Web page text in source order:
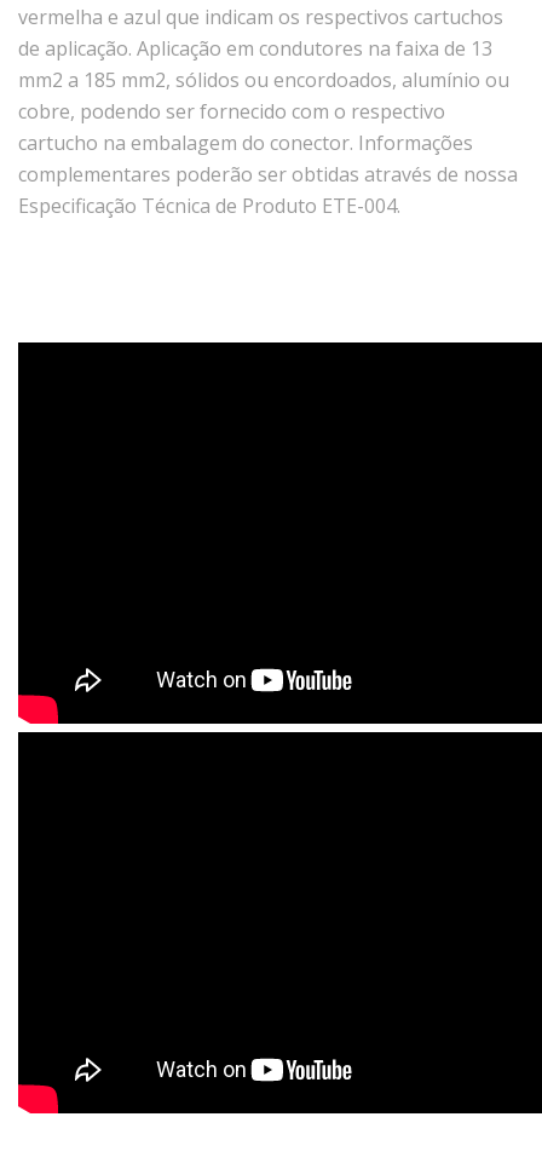
vermelha e azul que indicam os respectivos cartuchos
de aplicação. Aplicação em condutores na faixa de 13
mm2 a 185 mm2, sólidos ou encordoados, alumínio ou
cobre, podendo ser fornecido com o respectivo
cartucho na embalagem do conector. Informações
complementares poderão ser obtidas através de nossa
Especificação Técnica de Produto ETE-004.